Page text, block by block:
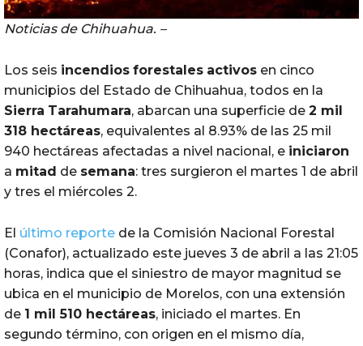
Noticias de Chihuahua. –
Los seis incendios forestales activos en cinco
municipios del Estado de Chihuahua, todos en la
Sierra Tarahumara, abarcan una superficie de 2 mil
318 hectáreas, equivalentes al 8.93% de las 25 mil
940 hectáreas afectadas a nivel nacional, e iniciaron
a mitad de semana: tres surgieron el martes 1 de abril
y tres el miércoles 2.
El último reporte de la Comisión Nacional Forestal
(Conafor), actualizado este jueves 3 de abril a las 21:05
horas, indica que el siniestro de mayor magnitud se
ubica en el municipio de Morelos, con una extensión
de 1 mil 510 hectáreas, iniciado el martes. En
segundo término, con origen en el mismo día,